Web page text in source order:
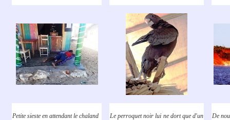
Petite sieste en attendant le chaland
Le perroquet noir lui ne dort que d'un
De